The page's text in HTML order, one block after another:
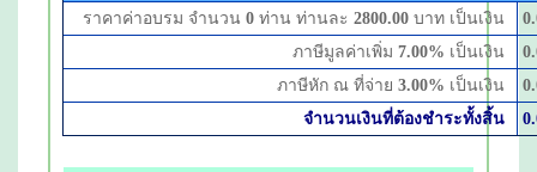
ราคาค่าอบรม จำนวน 0 ท่าน ท่านละ 2800.00 บาท เป็นเงิน
ภาษีมูลค่าเพิ่ม 7.00% เป็นเงิน
ภาษีหัก ณ ที่จ่าย 3.00% เป็นเงิน
จำนวนเงินที่ต้องชำระทั้งสิ้น